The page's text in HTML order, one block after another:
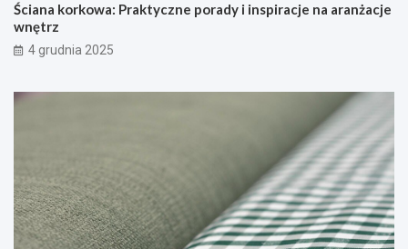
Ściana korkowa: Praktyczne porady i inspiracje na aranżacje
wnętrz
4 grudnia 2025